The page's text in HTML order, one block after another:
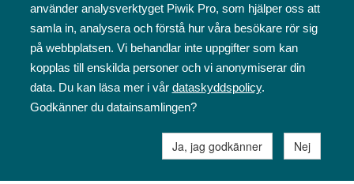
Svenska folkskolans vänner rf
Annegatan 12
00120 Helsingfors
09 6844 570
sfv@sfv.fi
använder analysverktyget Piwik Pro, som hjälper oss att
samla in, analysera och förstå hur våra besökare rör sig
på webbplatsen. Vi behandlar inte uppgifter som kan
kopplas till enskilda personer och vi anonymiserar din
data. Du kan läsa mer i vår dataskyddspolicy.
Godkänner du datainsamlingen?
Ja, jag godkänner Nej